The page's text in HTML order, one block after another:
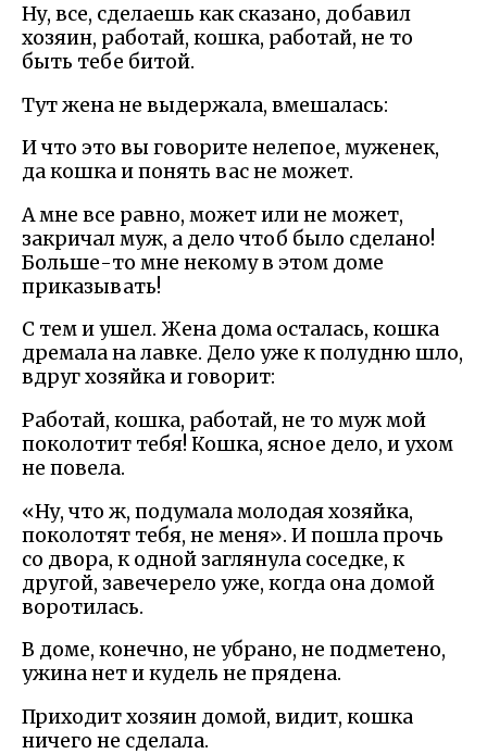
Ну, все, сделаешь как сказано, добавил
хозяин, работай, кошка, работай, не то
быть тебе битой.
Тут жена не выдержала, вмешалась:
И что это вы говорите нелепое, муженек,
да кошка и понять вас не может.
А мне все равно, может или не может,
закричал муж, а дело чтоб было сделано!
Больше-то мне некому в этом доме
приказывать!
С тем и ушел. Жена дома осталась, кошка
дремала на лавке. Дело уже к полудню шло,
вдруг хозяйка и говорит:
Работай, кошка, работай, не то муж мой
поколотит тебя! Кошка, ясное дело, и ухом
не повела.
«Ну, что ж, подумала молодая хозяйка,
поколотят тебя, не меня». И пошла прочь
со двора, к одной заглянула соседке, к
другой, завечерело уже, когда она домой
воротилась.
В доме, конечно, не убрано, не подметено,
ужина нет и кудель не прядена.
Приходит хозяин домой, видит, кошка
ничего не сделала.